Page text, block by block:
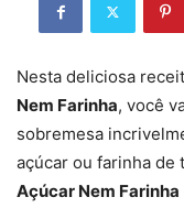
Nesta deliciosa
Nem Farinha, você
sobremesa
açúcar ou farinha de
Açúcar Nem Farinha